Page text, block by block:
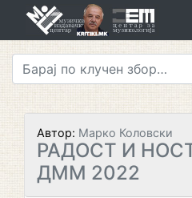
Автор: Марко Коловски
РАДОСТ И
ДММ 2022